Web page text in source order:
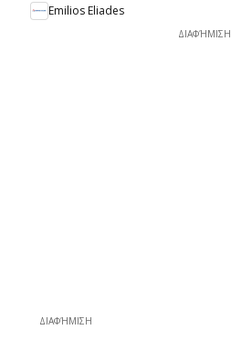
Emilios Eliades
ΔΙΑΦΉΜΙΣΗ
ΔΙΑΦΉΜΙΣΗ